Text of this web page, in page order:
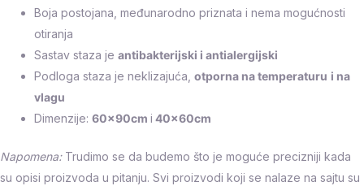
Boja postojana, međunarodno priznata i nema mogućnosti
otiranja
Sastav staza je antibakterijski i antialergijski
Podloga staza je neklizajuća, otporna na temperaturu i na
vlagu
Dimenzije: 60x90cm i 40x60cm
Napomena:Trudimo se da budemo što je moguće precizniji kada
su opisi proizvoda u pitanju. Svi proizvodi koji se nalaze na sajtu su